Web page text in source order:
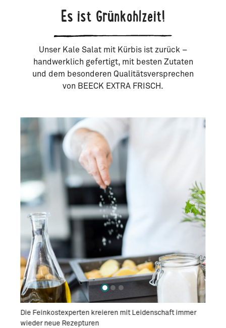
Es ist Grünkohlzeit!
Unser Kale Salat mit Kürbis ist zurück –
handwerklich gefertigt, mit besten Zutaten
und dem besonderen Qualitätsversprechen
von BEECK EXTRA FRISCH.
Die Feinkostexperten kreieren mit Leidenschaft immer
wieder neue Rezepturen